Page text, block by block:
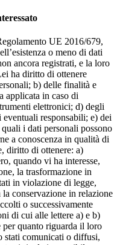
UE 2016/679,
o meno di dati
ancora registrati, e la loro
ha diritto di ottenere
b) delle finalità e
applicata in caso di
elettronici; d) degli
responsabili; e) dei
i dati personali possono
a conoscenza in qualità di
diritto di ottenere: a)
quando vi ha interesse,
la trasformazione in
in violazione di legge,
conservazione in relazione
o successivamente
di cui alle lettere a) e b)
per quanto riguarda il loro
stati comunicati o diffusi,